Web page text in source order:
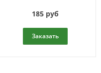
185 руб
Заказать